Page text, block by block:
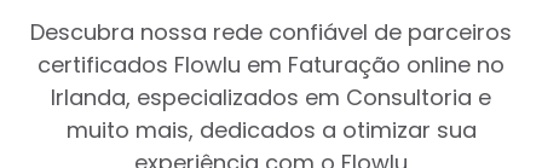
Projetos ágeis
Base de conhecimento
Empresas de fabrico
Pequenos negócios
Planeadores de eventos
Casos de utilização
Ferramentas gratuitas
Descubra nossa rede confiável de parceiros
certificados Flowlu em Faturação online no
Irlanda, especializados em Consultoria e
muito mais, dedicados a otimizar sua